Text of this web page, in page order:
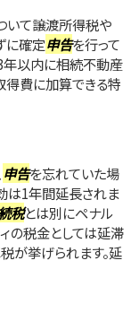
いて譲渡所得税や
に確定申告を行って
以内に相続不動産
費に加算できる特
申告を忘れていた場
は1年間延長されま
税とは別にペナル
の税金としては延滞
が挙げられます。延